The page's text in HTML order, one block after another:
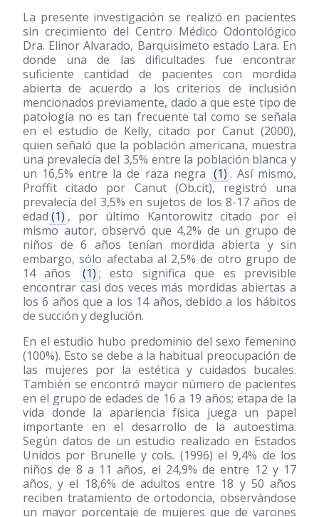
La presente investigación se realizó en pacientes
sin crecimiento del Centro Médico Odontológico
Dra. Elinor Alvarado, Barquisimeto estado Lara. En
donde una de las dificultades fue encontrar
suficiente cantidad de pacientes con mordida
abierta de acuerdo a los criterios de inclusión
mencionados previamente, dado a que este tipo de
patología no es tan frecuente tal como se señala
en el estudio de Kelly, citado por Canut (2000),
quien señaló que la población americana, muestra
una prevalecía del 3,5% entre la población blanca y
un 16,5% entre la de raza negra (1) . Así mismo,
Proffit citado por Canut (Ob.cit), registró una
prevalecía del 3,5% en sujetos de los 8-17 años de
edad (1) , por último Kantorowitz citado por el
mismo autor, observó que 4,2% de un grupo de
niños de 6 años tenían mordida abierta y sin
embargo, sólo afectaba al 2,5% de otro grupo de
14 años
(1) ; esto significa que es previsible
encontrar casi dos veces más mordidas abiertas a
los 6 años que a los 14 años, debido a los hábitos
de succión y deglución.
En el estudio hubo predominio del sexo femenino
(100%). Esto se debe a la habitual preocupación de
las mujeres por la estética y cuidados bucales.
También se encontró mayor número de pacientes
en el grupo de edades de 16 a 19 años; etapa de la
vida donde la apariencia física juega un papel
importante en el desarrollo de la autoestima.
Según datos de un estudio realizado en Estados
Unidos por Brunelle y cols. (1996) el 9,4% de los
niños de 8 a 11 años, el 24,9% de entre 12 y 17
años, y el 18,6% de adultos entre 18 y 50 años
reciben tratamiento de ortodoncia, observándose
un mayor porcentaje de mujeres que de varones